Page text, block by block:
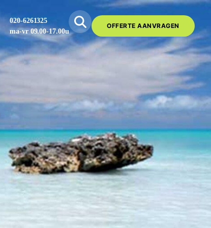
020-6261325
ma-vr 09.00-17.00u
OFFERTE AANVRAGEN